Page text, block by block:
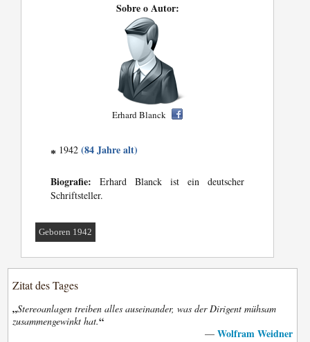
Sobre o Autor:
Erhard Blanck
* 1942(84 Jahre alt)
Biografie: Erhard Blanck ist ein deutscher
Schriftsteller.
Geboren 1942
Zitat des Tages
„Stereoanlagen treiben alles auseinander, was der Dirigent mühsam
zusammengewinkt hat.“
— Wolfram Weidner